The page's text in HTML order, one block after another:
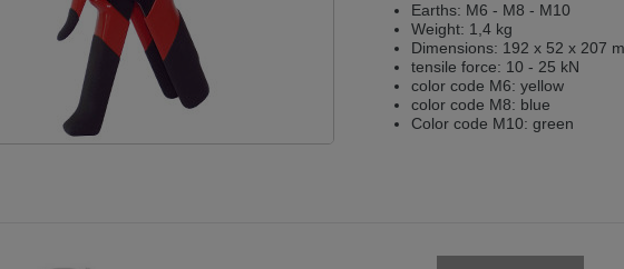
Earths: M6 - M8 - M10
Weight: 1,4 kg
Dimensions: 192 x 52 x 207
tensile force: 10 - 25 kN
color code M6: yellow
color code M8: blue
Color code M10: green